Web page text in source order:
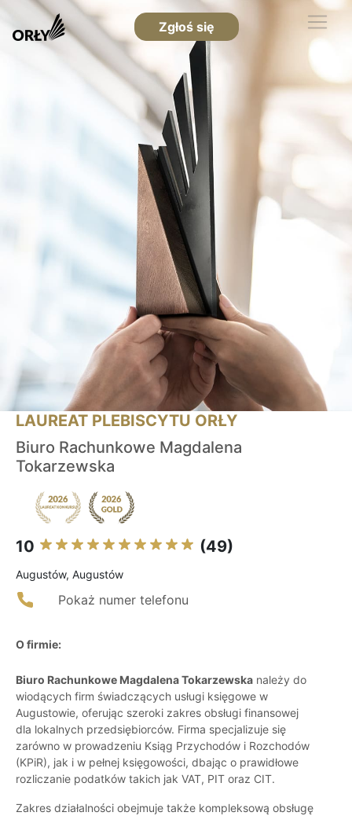
Zgłoś się
LAUREAT PLEBISCYTU ORŁY
Biuro Rachunkowe Magdalena
Tokarzewska
10 (49)
Augustów, Augustów
Pokaż numer telefonu
O firmie:
Biuro Rachunkowe Magdalena Tokarzewska należy do
wiodących firm świadczących usługi księgowe w
Augustowie, oferując szeroki zakres obsługi finansowej
dla lokalnych przedsiębiorców. Firma specjalizuje się
zarówno w prowadzeniu Ksiąg Przychodów i Rozchodów
(KPiR), jak i w pełnej księgowości, dbając o prawidłowe
rozliczanie podatków takich jak VAT, PIT oraz CIT.
Zakres działalności obejmuje także kompleksową obsługę